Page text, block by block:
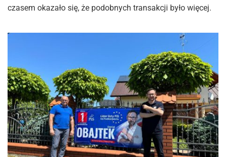
czasem okazało się, że podobnych transakcji było więcej.